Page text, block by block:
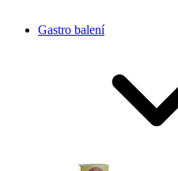
Gastro balení